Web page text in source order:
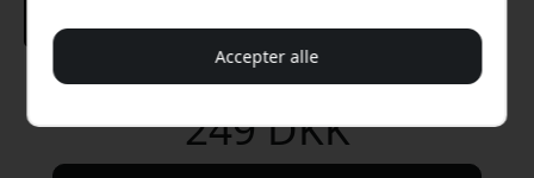
Anbefalet pris
249 DKK
Accepter alle